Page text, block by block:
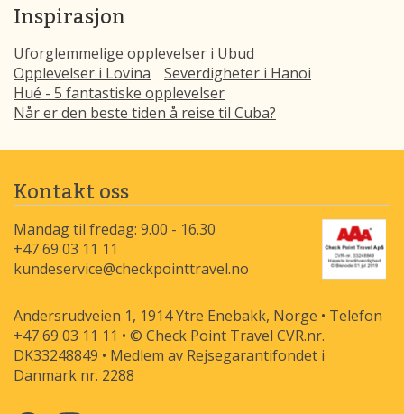
Inspirasjon
Uforglemmelige opplevelser i Ubud
Opplevelser i Lovina
Severdigheter i Hanoi
Hué - 5 fantastiske opplevelser
Når er den beste tiden å reise til Cuba?
Kontakt oss
Mandag til fredag: 9.00 - 16.30
+47 69 03 11 11
kundeservice@checkpointtravel.no
Andersrudveien 1, 1914 Ytre Enebakk, Norge • Telefon
+47 69 03 11 11 • © Check Point Travel CVR.nr.
DK33248849 • Medlem av Rejsegarantifondet i
Danmark nr. 2288